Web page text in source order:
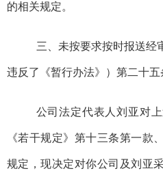
的相关规定。
三、未按要求按时报送经
违反了《暂行办法》）第二十五
公司法定代表人刘亚对
《若干规定》第十三条第一款、
规定，现决定对你公司及刘亚